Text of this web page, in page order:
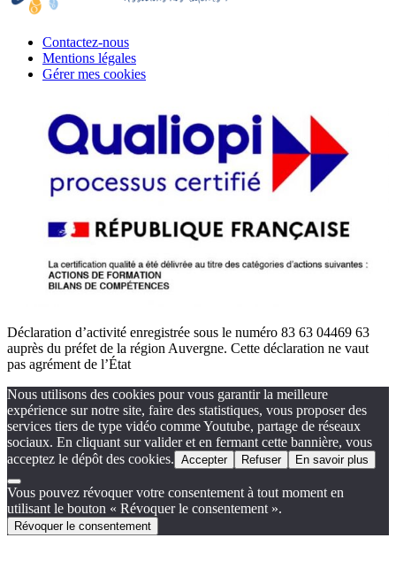
Contactez-nous
Mentions légales
Gérer mes cookies
Déclaration d’activité enregistrée sous le numéro 83 63 04469 63
auprès du préfet de la région Auvergne. Cette déclaration ne vaut
pas agrément de l’État
Nous utilisons des cookies pour vous garantir la meilleure
expérience sur notre site, faire des statistiques, vous proposer des
services tiers de type vidéo comme Youtube, partage de réseaux
sociaux. En cliquant sur valider et en fermant cette bannière, vous
acceptez le dépôt des cookies. Accepter Refuser En savoir plus
Vous pouvez révoquer votre consentement à tout moment en
utilisant le bouton « Révoquer le consentement ».
Révoquer le consentement